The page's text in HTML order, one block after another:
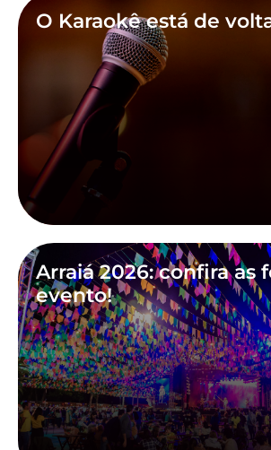
O Karaokê está de
Arraiá 2026: confira as
evento!